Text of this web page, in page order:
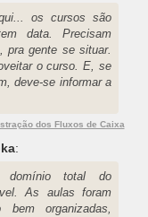
os cursos são
data. Precisam
pra gente se situar.
o curso. E, se
deve-se informar a
dos Fluxos de Caixa
:
domínio total do
As aulas foram
organizadas,